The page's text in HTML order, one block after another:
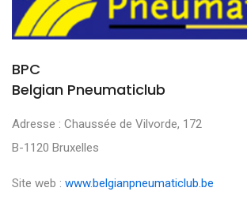
BPC
Belgian Pneumaticlub
Adresse : Chaussée de Vilvorde, 172
B-1120 Bruxelles
Site web : www.belgianpneumaticlub.be